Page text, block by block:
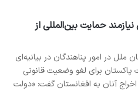
حمایت بین‌المللی از
ملل در امور پناهندگان در بیانیه‌ای
پاکستان برای لغو وضعیت قانونی
در ۱۶ روستا و اخراج آنان به افغانستان گفت: «دولت